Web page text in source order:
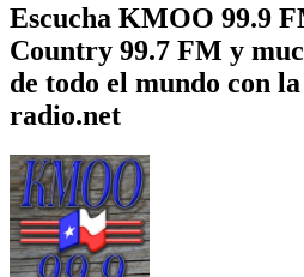
Escucha KMOO 99.9
Country 99.7 FM y
de todo el mundo con
radio.net